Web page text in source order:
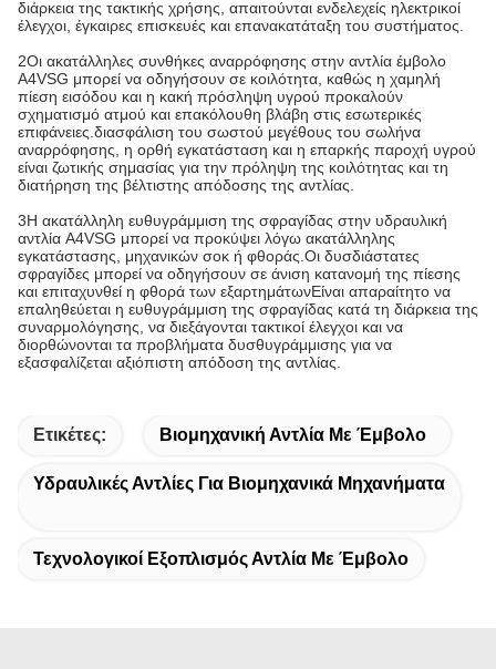
διάρκεια της τακτικής χρήσης, απαιτούνται ενδελεχείς ηλεκτρικοί
έλεγχοι, έγκαιρες επισκευές και επανακατάταξη του συστήματος.
2Οι ακατάλληλες συνθήκες αναρρόφησης στην αντλία έμβολο
A4VSG μπορεί να οδηγήσουν σε κοιλότητα, καθώς η χαμηλή
πίεση εισόδου και η κακή πρόσληψη υγρού προκαλούν
σχηματισμό ατμού και επακόλουθη βλάβη στις εσωτερικές
επιφάνειες.διασφάλιση του σωστού μεγέθους του σωλήνα
αναρρόφησης, η ορθή εγκατάσταση και η επαρκής παροχή υγρού
είναι ζωτικής σημασίας για την πρόληψη της κοιλότητας και τη
διατήρηση της βέλτιστης απόδοσης της αντλίας.
3Η ακατάλληλη ευθυγράμμιση της σφραγίδας στην υδραυλική
αντλία A4VSG μπορεί να προκύψει λόγω ακατάλληλης
εγκατάστασης, μηχανικών σοκ ή φθοράς.Οι δυσδιάστατες
σφραγίδες μπορεί να οδηγήσουν σε άνιση κατανομή της πίεσης
και επιταχυνθεί η φθορά των εξαρτημάτωνΕίναι απαραίτητο να
επαληθεύεται η ευθυγράμμιση της σφραγίδας κατά τη διάρκεια της
συναρμολόγησης, να διεξάγονται τακτικοί έλεγχοι και να
διορθώνονται τα προβλήματα δυσθυγράμμισης για να
εξασφαλίζεται αξιόπιστη απόδοση της αντλίας.
Ετικέτες: Βιομηχανική Αντλία Με Έμβολο
Υδραυλικές Αντλίες Για Βιομηχανικά Μηχανήματα
Τεχνολογικοί Εξοπλισμός Αντλία Με Έμβολο